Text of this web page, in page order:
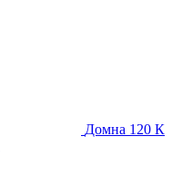
Домна 120 К